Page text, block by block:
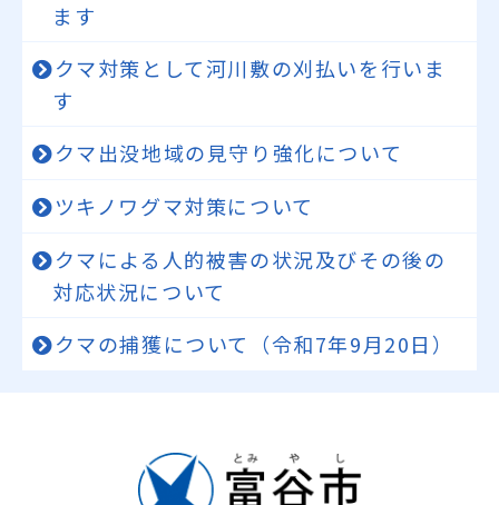
ます
クマ対策として河川敷の刈払いを行いま
す
クマ出没地域の見守り強化について
ツキノワグマ対策について
クマによる人的被害の状況及びその後の
対応状況について
クマの捕獲について（令和7年9月20日）